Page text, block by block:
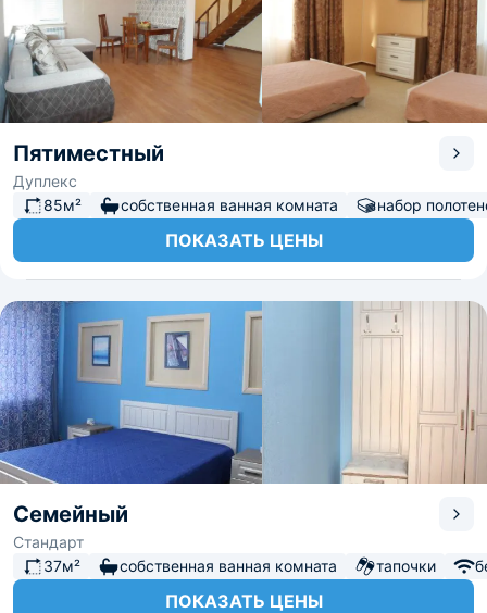
Пятиместный
Дуплекс
85м²
собственная ванная комната набор
ПОКАЗАТЬ ЦЕНЫ
Семейный
Стандарт
37м²
собственная ванная комната тапочки
ПОКАЗАТЬ ЦЕНЫ